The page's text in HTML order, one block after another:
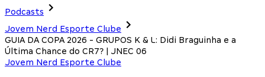
Podcasts
Jovem Nerd Esporte Clube
GUIA DA COPA 2026 - GRUPOS K & L: Didi Braguinha e a
Última Chance do CR7? | JNEC 06
Jovem Nerd Esporte Clube